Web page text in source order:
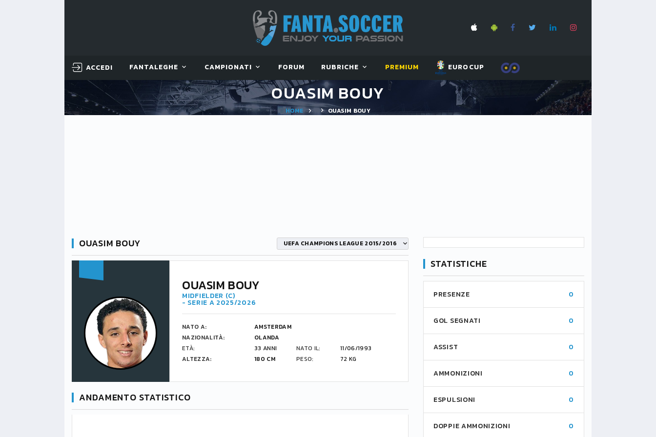
ACCEDI FANTALEGHE CAMPIONATI FORUM RUBRICHE PREMIUM EUROCUP
OUASIM BOUY
HOME OUASIM BOUY
OUASIM BOUY UEFA CHAMPIONS LEAGUE 2015/2016
OUASIM BOUY
MIDFIELDER (C)
- SERIE A 2025/2026
NATO A:
AMSTERDAM
NAZIONALITÀ:
OLANDA
ETÀ:
33 ANNI NATO IL:
11/06/1993
ALTEZZA:
180 CM PESO: 72 KG
ANDAMENTO STATISTICO
STATISTICHE
PRESENZE 0
GOL SEGNATI 0
ASSIST 0
AMMONIZIONI 0
ESPULSIONI 0
DOPPIE AMMONIZIONI 0